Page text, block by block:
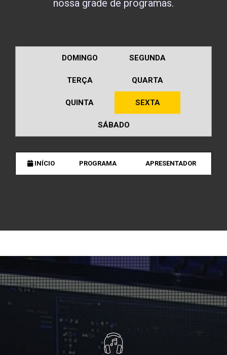
nossa grade de programas.
DOMINGO SEGUNDA
TERÇA QUARTA
QUINTA SEXTA
SÁBADO
INÍCIO PROGRAMA APRESENTADOR